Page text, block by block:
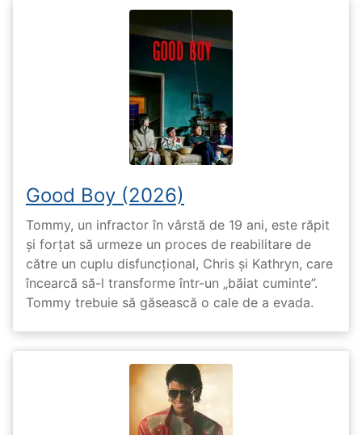
Good Boy (2026)
Tommy, un infractor în vârstă de 19 ani, este răpit
și forțat să urmeze un proces de reabilitare de
către un cuplu disfuncțional, Chris și Kathryn, care
încearcă să-l transforme într-un „băiat cuminte”.
Tommy trebuie să găsească o cale de a evada.